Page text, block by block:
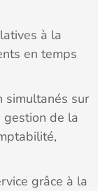
à la
en temps
simultanés sur
gestion de la
grâce à la